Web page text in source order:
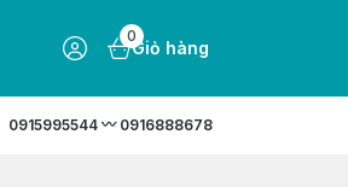
0
Giỏ hàng
0915995544 〰️ 0916888678